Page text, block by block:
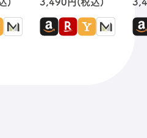
) 3,490円(税込)